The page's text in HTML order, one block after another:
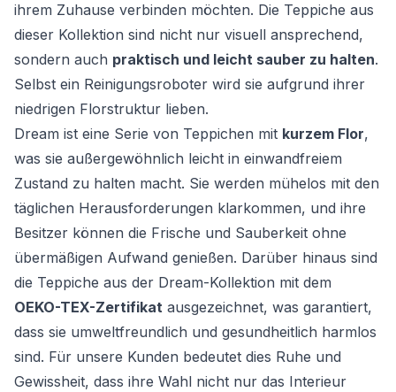
ihrem Zuhause verbinden möchten. Die Teppiche aus
dieser Kollektion sind nicht nur visuell ansprechend,
sondern auch praktisch und leicht sauber zu halten.
Selbst ein Reinigungsroboter wird sie aufgrund ihrer
niedrigen Florstruktur lieben.
Dream ist eine Serie von Teppichen mit kurzem Flor,
was sie außergewöhnlich leicht in einwandfreiem
Zustand zu halten macht. Sie werden mühelos mit den
täglichen Herausforderungen klarkommen, und ihre
Besitzer können die Frische und Sauberkeit ohne
übermäßigen Aufwand genießen. Darüber hinaus sind
die Teppiche aus der Dream-Kollektion mit dem
OEKO-TEX-Zertifikat ausgezeichnet, was garantiert,
dass sie umweltfreundlich und gesundheitlich harmlos
sind. Für unsere Kunden bedeutet dies Ruhe und
Gewissheit, dass ihre Wahl nicht nur das Interieur